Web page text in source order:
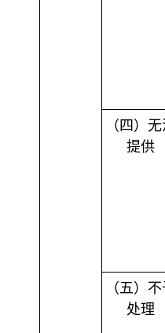
（四）
提供
（五）
处理